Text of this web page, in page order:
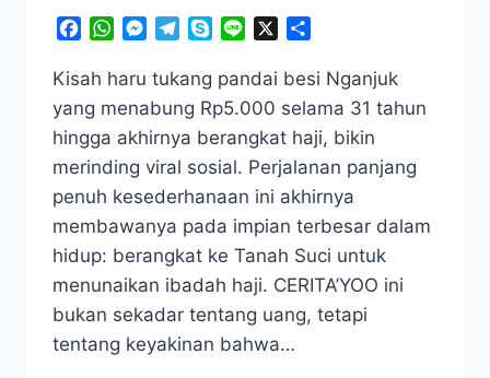
Facebook
WhatsApp
Messenger
TelegramSkypeLine
Kisah haru tukang pandai besi Nganjuk
yang menabung Rp5.000 selama 31 tahun
hingga akhirnya berangkat haji, bikin
merinding viral sosial. Perjalanan panjang
penuh kesederhanaan ini akhirnya
membawanya pada impian terbesar dalam
hidup: berangkat ke Tanah Suci untuk
menunaikan ibadah haji. CERITA’YOO ini
bukan sekadar tentang uang, tetapi
tentang keyakinan bahwa…